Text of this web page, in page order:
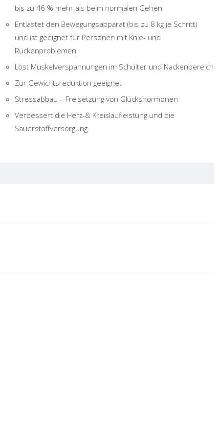
bis zu 46 % mehr als beim normalen Gehen
Entlastet den Bewegungsapparat (bis zu 8 kg je Schritt)
und ist geeignet für Personen mit Knie- und
Rückenproblemen
Löst Muskelverspannungen im Schulter und Nackenbereich
Zur Gewichtsreduktion geeignet
Stressabbau – Freisetzung von Glückshormonen
Verbessert die Herz-& Kreislaufleistung und die
Sauerstoffversorgung